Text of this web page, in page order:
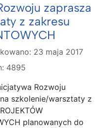
zaprasza
z zakresu
23 maja 2017
4895
Rozwoju
szkolenie/warsztaty z
planowanych do